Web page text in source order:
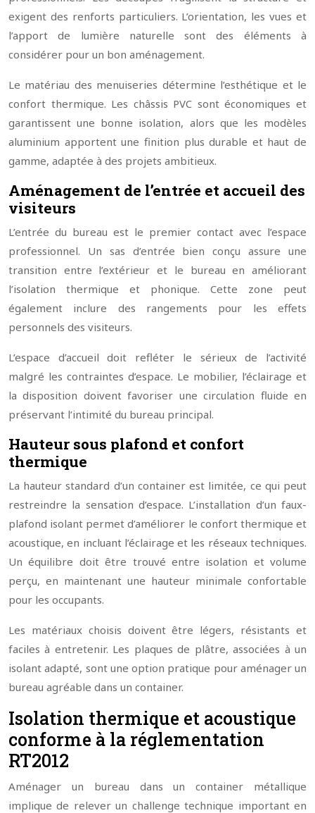
exigent des renforts particuliers. L’orientation, les vues et
l’apport de lumière naturelle sont des éléments à
considérer pour un bon aménagement.
Le matériau des menuiseries détermine l’esthétique et le
confort thermique. Les châssis PVC sont économiques et
garantissent une bonne isolation, alors que les modèles
aluminium apportent une finition plus durable et haut de
gamme, adaptée à des projets ambitieux.
Aménagement de l’entrée et accueil des
visiteurs
L’entrée du bureau est le premier contact avec l’espace
professionnel. Un sas d’entrée bien conçu assure une
transition entre l’extérieur et le bureau en améliorant
l’isolation thermique et phonique. Cette zone peut
également inclure des rangements pour les effets
personnels des visiteurs.
L’espace d’accueil doit refléter le sérieux de l’activité
malgré les contraintes d’espace. Le mobilier, l’éclairage et
la disposition doivent favoriser une circulation fluide en
préservant l’intimité du bureau principal.
Hauteur sous plafond et confort
thermique
La hauteur standard d’un container est limitée, ce qui peut
restreindre la sensation d’espace. L’installation d’un faux-
plafond isolant permet d’améliorer le confort thermique et
acoustique, en incluant l’éclairage et les réseaux techniques.
Un équilibre doit être trouvé entre isolation et volume
perçu, en maintenant une hauteur minimale confortable
pour les occupants.
Les matériaux choisis doivent être légers, résistants et
faciles à entretenir. Les plaques de plâtre, associées à un
isolant adapté, sont une option pratique pour aménager un
bureau agréable dans un container.
Isolation thermique et acoustique
conforme à la réglementation
RT2012
Aménager un bureau dans un container métallique
implique de relever un challenge technique important en